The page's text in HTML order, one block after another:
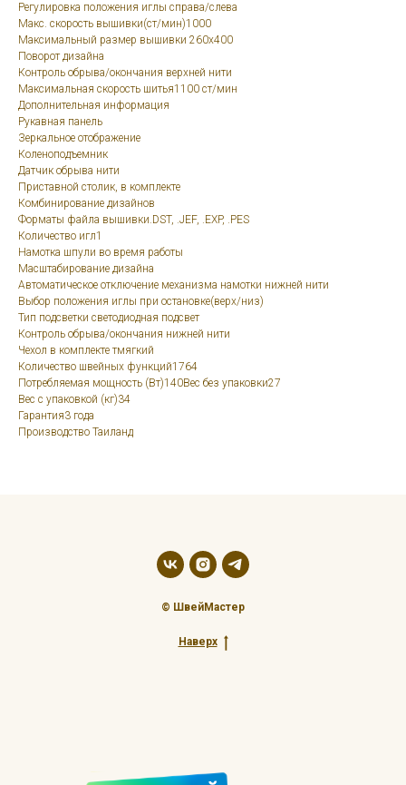
Регулировка положения иглы справа/слева
Макс. скорость вышивки(ст/мин)1000
Максимальный размер вышивки 260x400
Поворот дизайна
Контроль обрыва/окончания верхней нити
Максимальная скорость шитья1100 ст/мин
Дополнительная информация
Рукавная панель
Зеркальное отображение
Коленоподъемник
Датчик обрыва нити
Приставной столик, в комплекте
Комбинирование дизайнов
Форматы файла вышивки.DST, .JEF, .EXP, .PES
Количество игл1
Намотка шпули во время работы
Масштабирование дизайна
Автоматическое отключение механизма намотки нижней нити
Выбор положения иглы при остановке(верх/низ)
Тип подсветки светодиодная подсвет
Контроль обрыва/окончания нижней нити
Чехол в комплекте тмягкий
Количество швейных функций1764
Потребляемая мощность (Вт)140Вес без упаковки27
Вес с упаковкой (кг)34
Гарантия3 года
Производство Таиланд
© ШвейМастер
Наверх